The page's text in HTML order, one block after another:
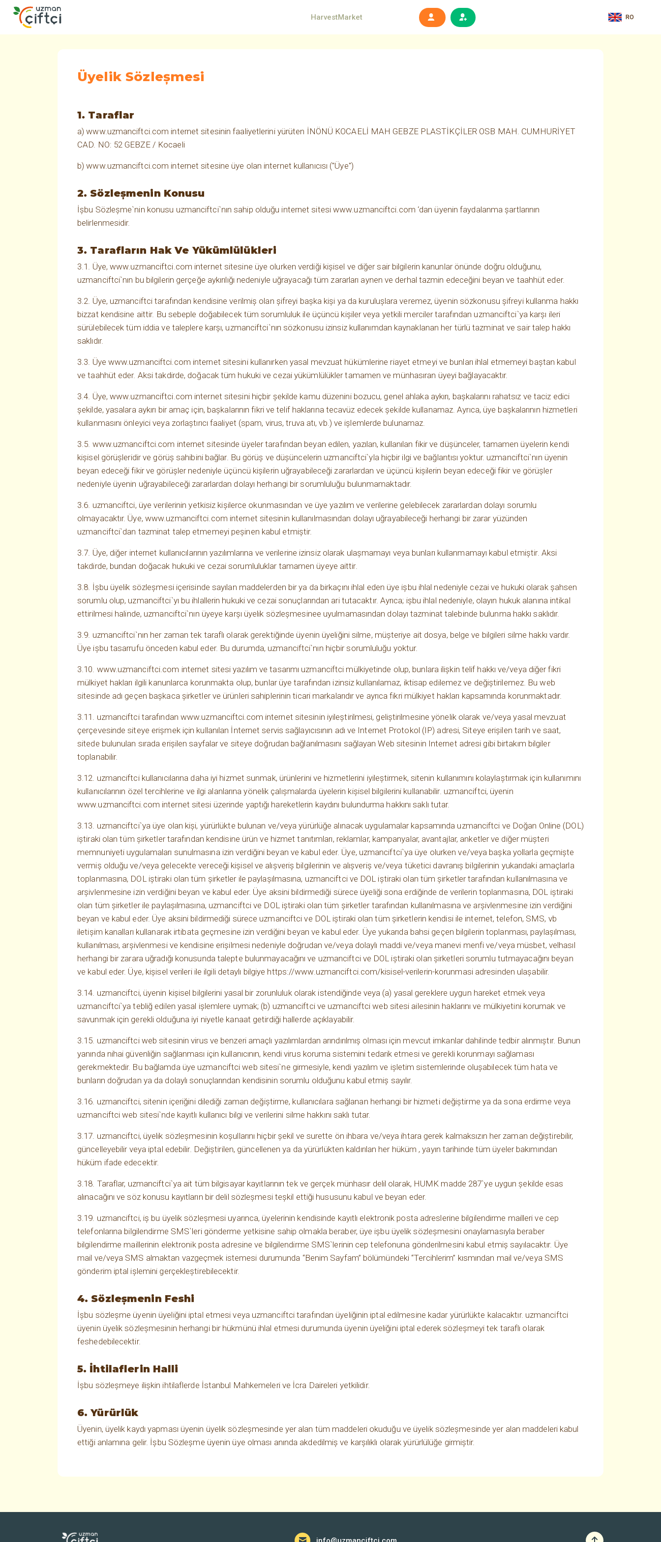
HarvestMarket RO
Üyelik Sözleşmesi
1. Taraflar
a) www.uzmanciftci.com internet sitesinin faaliyetlerini yürüten İNÖNÜ KOCAELİ MAH GEBZE PLASTİKÇİLER OSB MAH. CUMHURİYET
CAD. NO: 52 GEBZE / Kocaeli
b) www.uzmanciftci.com internet sitesine üye olan internet kullanıcısı ("Üye")
2. Sözleşmenin Konusu
İşbu Sözleşme`nin konusu uzmanciftci`nın sahip olduğu internet sitesi www.uzmanciftci.com ‘dan üyenin faydalanma şartlarının
belirlenmesidir.
3. Tarafların Hak Ve Yükümlülükleri
3.1. Üye, www.uzmanciftci.com internet sitesine üye olurken verdiği kişisel ve diğer sair bilgilerin kanunlar önünde doğru olduğunu,
uzmanciftci`nın bu bilgilerin gerçeğe aykırılığı nedeniyle uğrayacağı tüm zararları aynen ve derhal tazmin edeceğini beyan ve taahhüt eder.
3.2. Üye, uzmanciftci tarafından kendisine verilmiş olan şifreyi başka kişi ya da kuruluşlara veremez, üyenin sözkonusu şifreyi kullanma hakkı
bizzat kendisine aittir. Bu sebeple doğabilecek tüm sorumluluk ile üçüncü kişiler veya yetkili merciler tarafından uzmanciftci`ya karşı ileri
sürülebilecek tüm iddia ve taleplere karşı, uzmanciftci`nın sözkonusu izinsiz kullanımdan kaynaklanan her türlü tazminat ve sair talep hakkı
saklıdır.
3.3. Üye www.uzmanciftci.com internet sitesini kullanırken yasal mevzuat hükümlerine riayet etmeyi ve bunları ihlal etmemeyi baştan kabul
ve taahhüt eder. Aksi takdirde, doğacak tüm hukuki ve cezai yükümlülükler tamamen ve münhasıran üyeyi bağlayacaktır.
3.4. Üye, www.uzmanciftci.com internet sitesini hiçbir şekilde kamu düzenini bozucu, genel ahlaka aykırı, başkalarını rahatsız ve taciz edici
şekilde, yasalara aykırı bir amaç için, başkalarının fikri ve telif haklarına tecavüz edecek şekilde kullanamaz. Ayrıca, üye başkalarının hizmetleri
kullanmasını önleyici veya zorlaştırıcı faaliyet (spam, virus, truva atı, vb.) ve işlemlerde bulunamaz.
3.5. www.uzmanciftci.com internet sitesinde üyeler tarafından beyan edilen, yazılan, kullanılan fikir ve düşünceler, tamamen üyelerin kendi
kişisel görüşleridir ve görüş sahibini bağlar. Bu görüş ve düşüncelerin uzmanciftci`yla hiçbir ilgi ve bağlantısı yoktur. uzmanciftci`nın üyenin
beyan edeceği fikir ve görüşler nedeniyle üçüncü kişilerin uğrayabileceği zararlardan ve üçüncü kişilerin beyan edeceği fikir ve görüşler
nedeniyle üyenin uğrayabileceği zararlardan dolayı herhangi bir sorumluluğu bulunmamaktadır.
3.6. uzmanciftci, üye verilerinin yetkisiz kişilerce okunmasından ve üye yazılım ve verilerine gelebilecek zararlardan dolayı sorumlu
olmayacaktır. Üye, www.uzmanciftci.com internet sitesinin kullanılmasından dolayı uğrayabileceği herhangi bir zarar yüzünden
uzmanciftci`dan tazminat talep etmemeyi peşinen kabul etmiştir.
3.7. Üye, diğer internet kullanıcılarının yazılımlarına ve verilerine izinsiz olarak ulaşmamayı veya bunları kullanmamayı kabul etmiştir. Aksi
takdirde, bundan doğacak hukuki ve cezai sorumluluklar tamamen üyeye aittir.
3.8. İşbu üyelik sözleşmesi içerisinde sayılan maddelerden bir ya da birkaçını ihlal eden üye işbu ihlal nedeniyle cezai ve hukuki olarak şahsen
sorumlu olup, uzmanciftci`yı bu ihlallerin hukuki ve cezai sonuçlarından ari tutacaktır. Ayrıca; işbu ihlal nedeniyle, olayın hukuk alanına intikal
ettirilmesi halinde, uzmanciftci`nın üyeye karşı üyelik sözleşmesinee uyulmamasından dolayı tazminat talebinde bulunma hakkı saklıdır.
3.9. uzmanciftci`nın her zaman tek taraflı olarak gerektiğinde üyenin üyeliğini silme, müşteriye ait dosya, belge ve bilgileri silme hakkı vardır.
Üye işbu tasarrufu önceden kabul eder. Bu durumda, uzmanciftci`nın hiçbir sorumluluğu yoktur.
3.10. www.uzmanciftci.com internet sitesi yazılım ve tasarımı uzmanciftci mülkiyetinde olup, bunlara ilişkin telif hakkı ve/veya diğer fikri
mülkiyet hakları ilgili kanunlarca korunmakta olup, bunlar üye tarafından izinsiz kullanılamaz, iktisap edilemez ve değiştirilemez. Bu web
sitesinde adı geçen başkaca şirketler ve ürünleri sahiplerinin ticari markalarıdır ve ayrıca fikri mülkiyet hakları kapsamında korunmaktadır.
3.11. uzmanciftci tarafından www.uzmanciftci.com internet sitesinin iyileştirilmesi, geliştirilmesine yönelik olarak ve/veya yasal mevzuat
çerçevesinde siteye erişmek için kullanılan İnternet servis sağlayıcısının adı ve Internet Protokol (IP) adresi, Siteye erişilen tarih ve saat,
sitede bulunulan sırada erişilen sayfalar ve siteye doğrudan bağlanılmasını sağlayan Web sitesinin Internet adresi gibi birtakım bilgiler
toplanabilir.
3.12. uzmanciftci kullanıcılarına daha iyi hizmet sunmak, ürünlerini ve hizmetlerini iyileştirmek, sitenin kullanımını kolaylaştırmak için kullanımını
kullanıcılarının özel tercihlerine ve ilgi alanlarına yönelik çalışmalarda üyelerin kişisel bilgilerini kullanabilir. uzmanciftci, üyenin
www.uzmanciftci.com internet sitesi üzerinde yaptığı hareketlerin kaydını bulundurma hakkını saklı tutar.
3.13. uzmanciftci`ya üye olan kişi, yürürlükte bulunan ve/veya yürürlüğe alınacak uygulamalar kapsamında uzmanciftci ve Doğan Online (DOL)
iştiraki olan tüm şirketler tarafından kendisine ürün ve hizmet tanıtımları, reklamlar, kampanyalar, avantajlar, anketler ve diğer müşteri
memnuniyeti uygulamaları sunulmasına izin verdiğini beyan ve kabul eder. Üye, uzmanciftci`ya üye olurken ve/veya başka yollarla geçmişte
vermiş olduğu ve/veya gelecekte vereceği kişisel ve alışveriş bilgilerinin ve alışveriş ve/veya tüketici davranış bilgilerinin yukarıdaki amaçlarla
toplanmasına, DOL iştiraki olan tüm şirketler ile paylaşılmasına, uzmanciftci ve DOL iştiraki olan tüm şirketler tarafından kullanılmasına ve
arşivlenmesine izin verdiğini beyan ve kabul eder. Üye aksini bildirmediği sürece üyeliği sona erdiğinde de verilerin toplanmasına, DOL iştiraki
olan tüm şirketler ile paylaşılmasına, uzmanciftci ve DOL iştiraki olan tüm şirketler tarafından kullanılmasına ve arşivlenmesine izin verdiğini
beyan ve kabul eder. Üye aksini bildirmediği sürece uzmanciftci ve DOL iştiraki olan tüm şirketlerin kendisi ile internet, telefon, SMS, vb
iletişim kanalları kullanarak irtibata geçmesine izin verdiğini beyan ve kabul eder. Üye yukarıda bahsi geçen bilgilerin toplanması, paylaşılması,
kullanılması, arşivlenmesi ve kendisine erişilmesi nedeniyle doğrudan ve/veya dolaylı maddi ve/veya manevi menfi ve/veya müsbet, velhasıl
herhangi bir zarara uğradığı konusunda talepte bulunmayacağını ve uzmanciftci ve DOL iştiraki olan şirketleri sorumlu tutmayacağını beyan
ve kabul eder. Üye, kişisel verileri ile ilgili detaylı bilgiye https://www.uzmanciftci.com/kisisel-verilerin-korunmasi adresinden ulaşabilir.
3.14. uzmanciftci, üyenin kişisel bilgilerini yasal bir zorunluluk olarak istendiğinde veya (a) yasal gereklere uygun hareket etmek veya
uzmanciftci`ya tebliğ edilen yasal işlemlere uymak; (b) uzmanciftci ve uzmanciftci web sitesi ailesinin haklarını ve mülkiyetini korumak ve
savunmak için gerekli olduğuna iyi niyetle kanaat getirdiği hallerde açıklayabilir.
3.15. uzmanciftci web sitesinin virus ve benzeri amaçlı yazılımlardan arındırılmış olması için mevcut imkanlar dahilinde tedbir alınmıştır. Bunun
yanında nihai güvenliğin sağlanması için kullanıcının, kendi virus koruma sistemini tedarik etmesi ve gerekli korunmayı sağlaması
gerekmektedir. Bu bağlamda üye uzmanciftci web sitesi`ne girmesiyle, kendi yazılım ve işletim sistemlerinde oluşabilecek tüm hata ve
bunların doğrudan ya da dolaylı sonuçlarından kendisinin sorumlu olduğunu kabul etmiş sayılır.
3.16. uzmanciftci, sitenin içeriğini dilediği zaman değiştirme, kullanıcılara sağlanan herhangi bir hizmeti değiştirme ya da sona erdirme veya
uzmanciftci web sitesi`nde kayıtlı kullanıcı bilgi ve verilerini silme hakkını saklı tutar.
3.17. uzmanciftci, üyelik sözleşmesinin koşullarını hiçbir şekil ve surette ön ihbara ve/veya ihtara gerek kalmaksızın her zaman değiştirebilir,
güncelleyebilir veya iptal edebilir. Değiştirilen, güncellenen ya da yürürlükten kaldırılan her hüküm , yayın tarihinde tüm üyeler bakımından
hüküm ifade edecektir.
3.18. Taraflar, uzmanciftci`ya ait tüm bilgisayar kayıtlarının tek ve gerçek münhasır delil olarak, HUMK madde 287`ye uygun şekilde esas
alınacağını ve söz konusu kayıtların bir delil sözleşmesi teşkil ettiği hususunu kabul ve beyan eder.
3.19. uzmanciftci, iş bu üyelik sözleşmesi uyarınca, üyelerinin kendisinde kayıtlı elektronik posta adreslerine bilgilendirme mailleri ve cep
telefonlarına bilgilendirme SMS`leri gönderme yetkisine sahip olmakla beraber, üye işbu üyelik sözleşmesini onaylamasıyla beraber
bilgilendirme maillerinin elektronik posta adresine ve bilgilendirme SMS`lerinin cep telefonuna gönderilmesini kabul etmiş sayılacaktır. Üye
mail ve/veya SMS almaktan vazgeçmek istemesi durumunda “Benim Sayfam” bölümündeki “Tercihlerim” kısmından mail ve/veya SMS
gönderim iptal işlemini gerçekleştirebilecektir.
4. Sözleşmenin Feshi
İşbu sözleşme üyenin üyeliğini iptal etmesi veya uzmanciftci tarafından üyeliğinin iptal edilmesine kadar yürürlükte kalacaktır. uzmanciftci
üyenin üyelik sözleşmesinin herhangi bir hükmünü ihlal etmesi durumunda üyenin üyeliğini iptal ederek sözleşmeyi tek taraflı olarak
feshedebilecektir.
5. İhtilaflerin Halli
İşbu sözleşmeye ilişkin ihtilaflerde İstanbul Mahkemeleri ve İcra Daireleri yetkilidir.
6. Yürürlük
Üyenin, üyelik kaydı yapması üyenin üyelik sözleşmesinde yer alan tüm maddeleri okuduğu ve üyelik sözleşmesinde yer alan maddeleri kabul
ettiği anlamına gelir. İşbu Sözleşme üyenin üye olması anında akdedilmiş ve karşılıklı olarak yürürlülüğe girmiştir.